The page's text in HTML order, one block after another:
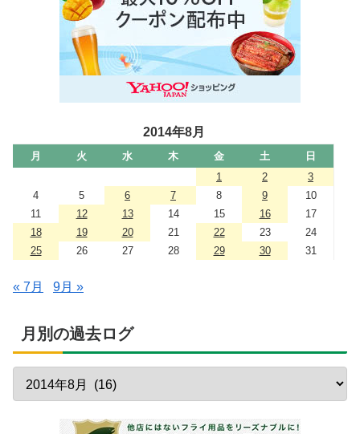
2014年8月
月 火 水 木 金 土
日
1
2
3
4
5 6 7 8 9
10
11
12 13 14 15 16
17
18
19 20 21 22 23
24
25
26 27 28 29 30 31
« 7月 9月 »
月別の過去ログ